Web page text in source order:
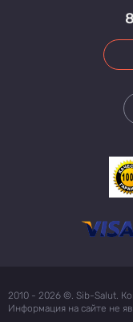
2010 - 2026 ©. Sib-Salut.
Информация на сайте не